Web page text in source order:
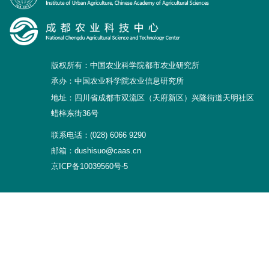
研究生培养
成果转化
版权所有：中国农业科学院都市农业研究所
承办：中国农业科学院农业信息研究所
地址：四川省成都市双流区（天府新区）兴隆街道天明社区
蜡梓东街36号
联系电话：(028) 6066 9290
邮箱：dushisuo@caas.cn
京ICP备10039560号-5